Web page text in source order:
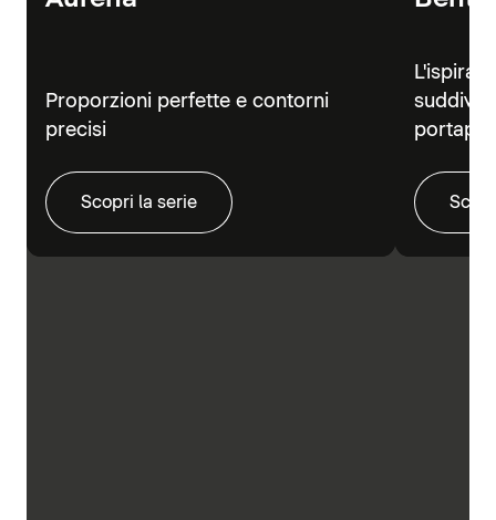
Proporzioni perfette e contorni
precisi
Scopri la serie